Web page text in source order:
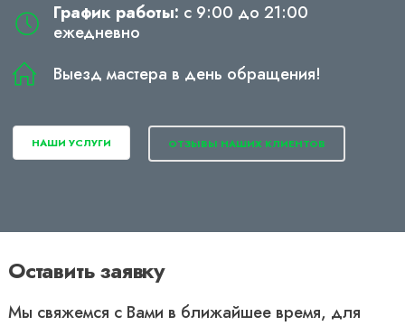
График работы: с 9:00 до 21:00
ежедневно
Выезд мастера в день обращения!
НАШИ УСЛУГИ ОТЗЫВЫ НАШИХ КЛИЕНТОВ
Оставить заявку
Мы свяжемся с Вами в ближайшее время, для